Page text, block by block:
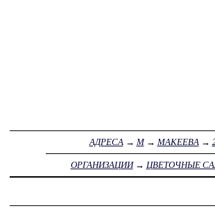
АДРЕСА→ М→ МАКЕЕВА→
ОРГАНИЗАЦИИ→ ЦВЕТОЧНЫЕ